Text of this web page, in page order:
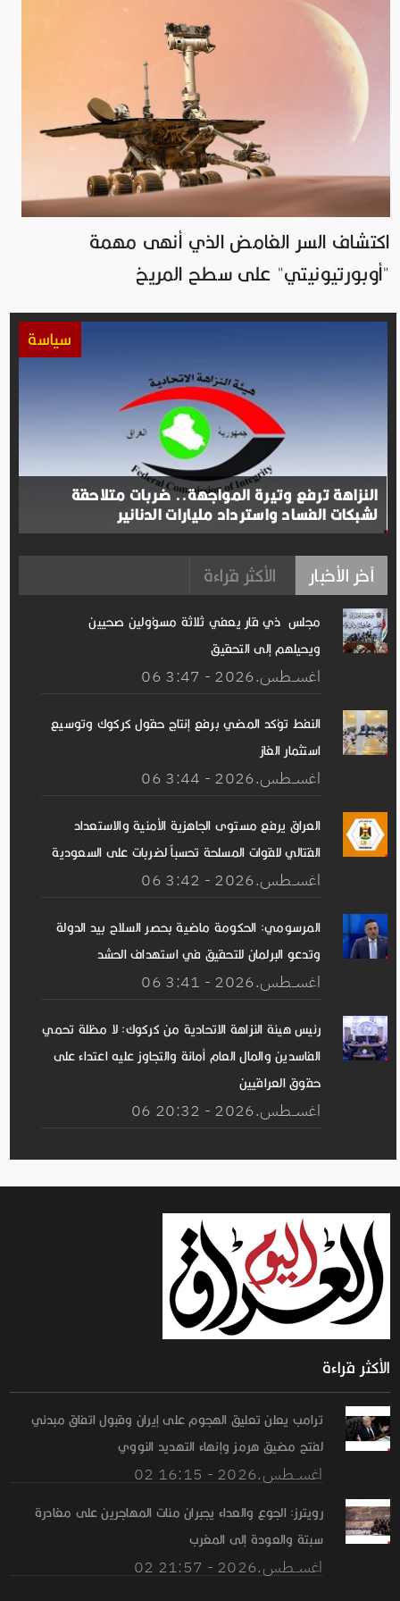
اكتشاف السر الغامض الذي أنهى مهمة
"أوبورتيونيتي" على سطح المريخ
سياسة
النزاهة ترفع وتيرة المواجهة.. ضربات متلاحقة
لشبكات الفساد واسترداد مليارات الدنانير
آخر الأخبار الأكثر قراءة
مجلس ذي قار يعفي ثلاثة مسؤولين صحيين
ويحيلهم إلى التحقيق
06 اغســطس.2026 - 3:47
النفط تؤكد المضي برفع إنتاج حقول كركوك وتوسيع
استثمار الغاز
06 اغســطس.2026 - 3:44
العراق يرفع مستوى الجاهزية الأمنية والاستعداد
القتالي للقوات المسلحة تحسباً لضربات على السعودية
06 اغســطس.2026 - 3:42
المرسومي: الحكومة ماضية بحصر السلاح بيد الدولة
وتدعو البرلمان للتحقيق في استهداف الحشد
06 اغســطس.2026 - 3:41
رئيس هيئة النزاهة الاتحادية من كركوك: لا مظلة تحمي
الفاسدين والمال العام أمانة والتجاوز عليه اعتداء على
حقوق العراقيين
06 اغســطس.2026 - 20:32
الأكثر قراءة
ترامب يعلن تعليق الهجوم على إيران وقبول اتفاق مبدئي
لفتح مضيق هرمز وإنهاء التهديد النووي
02 اغســطس.2026 - 16:15
رويترز: الجوع والعداء يجبران مئات المهاجرين على مغادرة
سبتة والعودة إلى المغرب
02 اغســطس.2026 - 21:57